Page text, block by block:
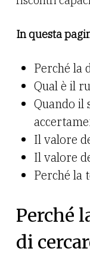
In questa
Perché la
Qual è il
Quando il
Il valore
Il valore
Perché la
Perché
di